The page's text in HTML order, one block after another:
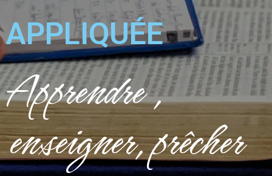
I
A
T
I
N
APPLIQUÉE
Apprendre ,
enseigner, prêcher